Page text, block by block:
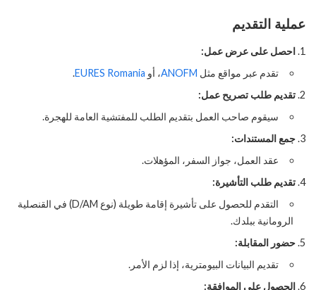
عملية التقديم
احصل على عرض عمل:
تقدم عبر مواقع مثل ANOFM، أو EURES Romania
.
تقديم طلب تصريح عمل:
سيقوم صاحب العمل بتقديم الطلب للمفتشية العامة للهجرة.
جمع المستندات:
عقد العمل، جواز السفر، المؤهلات.
تقديم طلب التأشيرة:
التقدم للحصول على تأشيرة إقامة طويلة (نوع D/AM) في القنصلية
الرومانية ببلدك.
حضور المقابلة:
تقديم البيانات البيومترية، إذا لزم الأمر.
الحصول على الموافقة: